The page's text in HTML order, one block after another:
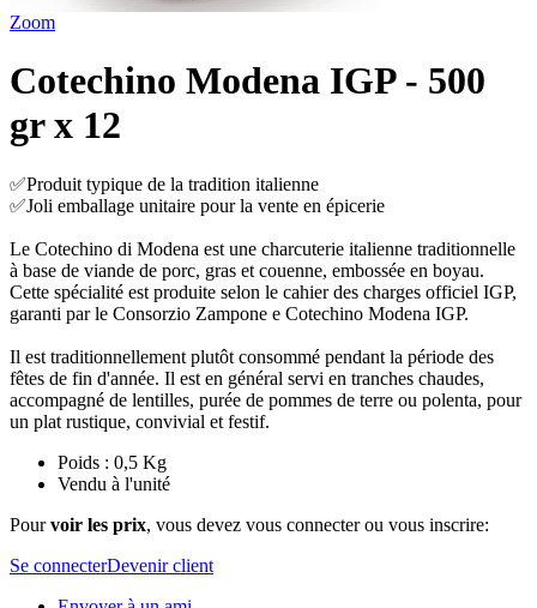
Zoom
Cotechino Modena IGP - 500
gr x 12
✅Produit typique de la tradition italienne
✅Joli emballage unitaire pour la vente en épicerie
Le Cotechino di Modena est une charcuterie italienne traditionnelle
à base de viande de porc, gras et couenne, embossée en boyau.
Cette spécialité est produite selon le cahier des charges officiel IGP,
garanti par le Consorzio Zampone e Cotechino Modena IGP.
Il est traditionnellement plutôt consommé pendant la période des
fêtes de fin d'année. Il est en général servi en tranches chaudes,
accompagné de lentilles, purée de pommes de terre ou polenta, pour
un plat rustique, convivial et festif.
Poids : 0,5 Kg
Vendu à l'unité
Pourvoir les prix, vous devez vous connecter ou vous inscrire:
Se connecterDevenir client